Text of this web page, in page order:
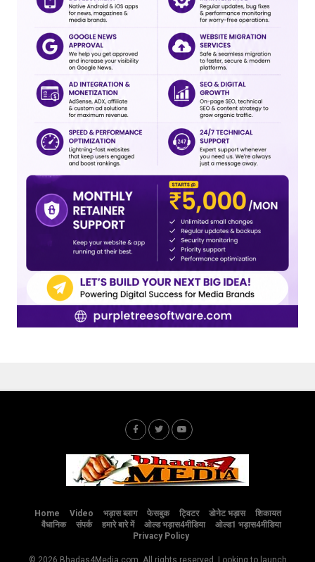
Home Video भड़ास ब्लाग फेसबुक ट्विटर डोनेट भड़ास
शिकायत
वैधानिक
संपर्क हमारे बारे में ओल्ड भड़ास4मीडिया
ओल्ड1 भड़ास4मीडिया
Privacy Policy